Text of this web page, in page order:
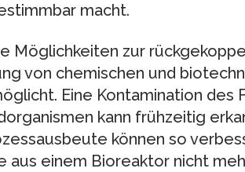
macht.
Möglichkeiten zur
von chemischen und
Eine Kontamination des
kann frühzeitig
können so
aus einem Bioreaktor nicht